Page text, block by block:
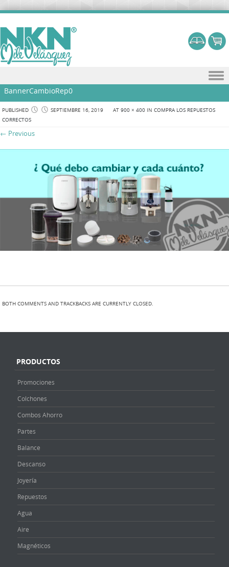
Skip to content
BannerCambioRep0
PUBLISHED SEPTIEMBRE 16, 2019 AT 900 × 400 IN COMPRA LOS REPUESTOS
CORRECTOS
← Previous
BOTH COMMENTS AND TRACKBACKS ARE CURRENTLY CLOSED.
PRODUCTOS
Promociones
Colchones
Combos Ahorro
Partes
Balance
Descanso
Joyería
Repuestos
Agua
Aire
Magnéticos